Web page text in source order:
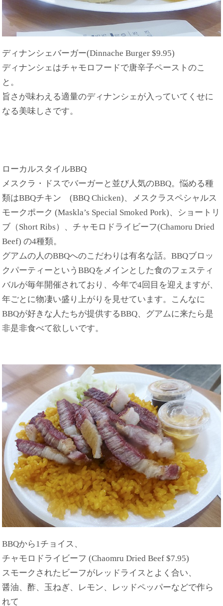
ディナンシェバーガー(Dinnache Burger $9.95)
ディナンシェはチャモロフードで唐辛子ペーストのこ
と。
旨さが味わえる適量のディナンシェが入っていてくせに
なる美味しさです。
ローカルスタイルBBQ
メスクラ・ドスでバーガーと並び人気のBBQ。悩める種
類はBBQチキン (BBQ Chicken)、メスクラスペシャルス
モークポーク (Maskla’s Special Smoked Pork)、ショートリ
ブ（Short Ribs）、チャモロドライビーフ(Chamoru Dried
Beef) の4種類。
グアムの人のBBQへのこだわりは有名な話。BBQブロッ
クパーティーというBBQをメインとした食のフェスティ
バルが毎年開催されており、今年で4回目を迎えますが、
年ごとに物凄い盛り上がりを見せています。こんなに
BBQが好きな人たちが提供するBBQ、グアムに来たら是
非是非食べて欲しいです。
BBQから1チョイス、
チャモロドライビーフ (Chaomru Dried Beef $7.95)
スモークされたビーフがレッドライスとよく合い、
醤油、酢、玉ねぎ、レモン、レッドペッパーなどで作ら
れて